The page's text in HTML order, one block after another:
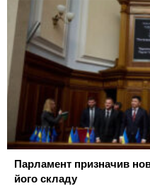
Парламент призначив
його складу